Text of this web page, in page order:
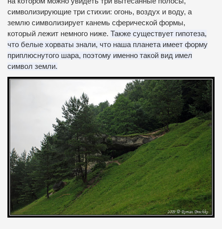
символизирующие три стихии: огонь, воздух и воду, а
землю символизирует канемь сферической формы,
который лежит немного ниже. Также существует гипотеза,
что белые хорваты знали, что наша планета имеет форму
приплюснутого шара, поэтому именно такой вид имел
символ земли.